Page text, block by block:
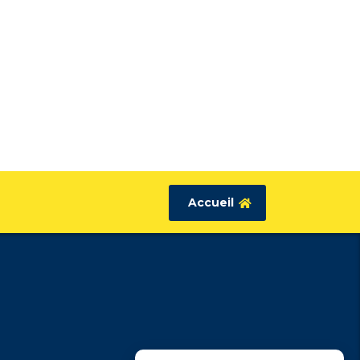
Accueil